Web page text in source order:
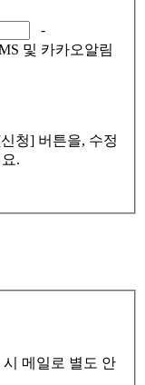
-
및 카카오알림
청] 버튼을, 수정
.
메일로 별도 안